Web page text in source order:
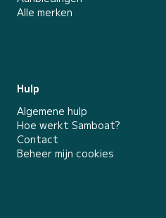
Alle merken
Hulp
Algemene hulp
Hoe werkt Samboat?
Contact
Beheer mijn cookies